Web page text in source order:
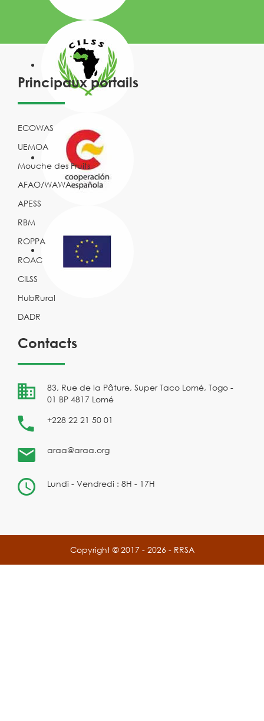
Principaux portails
ECOWAS
UEMOA
Mouche des Fruits
AFAO/WAWA
APESS
RBM
ROPPA
ROAC
CILSS
HubRural
DADR
Contacts
83, Rue de la Pâture, Super Taco Lomé, Togo -
01 BP 4817 Lomé
+228 22 21 50 01
araa@araa.org
Lundi - Vendredi : 8H - 17H
Copyright © 2017 - 2026 - RRSA